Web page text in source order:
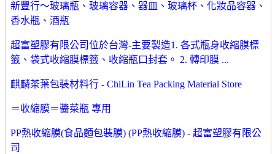
新豐行～玻璃瓶、玻璃容器、器皿、玻璃杯、化妝品容器、
香水瓶、酒瓶
超富塑膠有限公司位於台灣-主要製造1. 各式瓶身收縮膜標
籤、袋式收縮膜標籤、收縮瓶口封套。 2. 轉印膜 ...
麒麟茶葉包裝材料行 - ChiLin Tea Packing Material Store
＝收縮膜＝醬菜瓶 專用
PP熱收縮膜(食品麵包裝膜) (PP熱收縮膜) - 超富塑膠有限公
司